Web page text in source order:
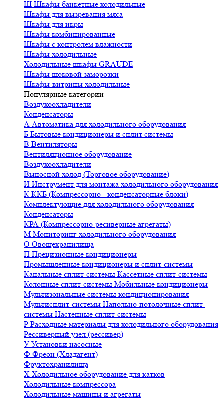
Ш Шкафы банкетные холодильные
Шкафы для вызревания мяса
Шкафы для икры
Шкафы комбинированные
Шкафы с контролем влажности
Шкафы холодильные
Холодильные шкафы GRAUDE
Шкафы шоковой заморозки
Шкафы-витрины холодильные
Популярные категории
Воздухоохладители
Конденсаторы
А Автоматика для холодильного оборудования
Б Бытовые кондиционеры и сплит системы
В Вентиляторы
Вентиляционное оборудование
Воздухоохладители
Выносной холод (Торговое оборудование)
И Инструмент для монтажа холодильного оборудования
К ККБ (Компрессорно - конденсаторные блоки)
Комплектующие для холодильного оборудования
Конденсаторы
КРА (Компрессорно-ресиверные агрегаты)
М Мониторинг холодильного оборудования
О Овощехранилища
П Прецизионные кондиционеры
Промышленные кондиционеры и сплит-системы
Канальные сплит-системы Кассетные сплит-системы
Колонные сплит-системы Мобильные кондиционеры
Мультизональные системы кондиционирования
Мультисплит-системы Напольно-потолочные сплит-
системы Настенные сплит-системы
Р Расходные материалы для холодильного оборудования
Рессиверный узел (рессивер)
У Установки насосные
Ф Фреон (Хладагент)
Фруктохранилища
Х Холодильное оборудование для катков
Холодильные компрессора
Холодильные машины и агрегаты